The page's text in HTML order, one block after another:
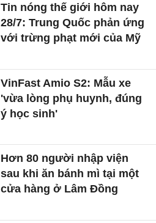
Tin nóng thế giới hôm nay
28/7: Trung Quốc phản ứng
với trừng phạt mới của Mỹ
VinFast Amio S2: Mẫu xe
'vừa lòng phụ huynh, đúng
ý học sinh'
Hơn 80 người nhập viện
sau khi ăn bánh mì tại một
cửa hàng ở Lâm Đồng